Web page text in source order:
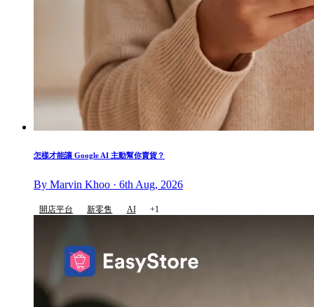
怎樣才能讓 Google AI 主動幫你賣貨？
By Marvin Khoo · 6th Aug, 2026
開店平台 新零售 AI +1